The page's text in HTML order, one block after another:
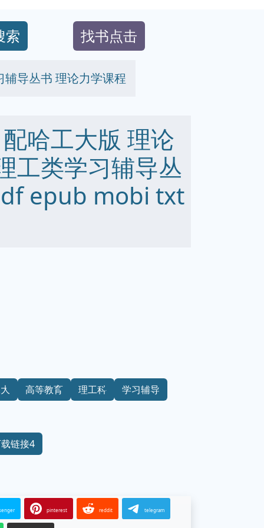
索 找书点击
导丛书 理论力学课程
哈工大版 理论
工类学习辅导丛
epub mobi txt
高等教育 理工科 学习辅导
链接4
pinterest reddit telegram